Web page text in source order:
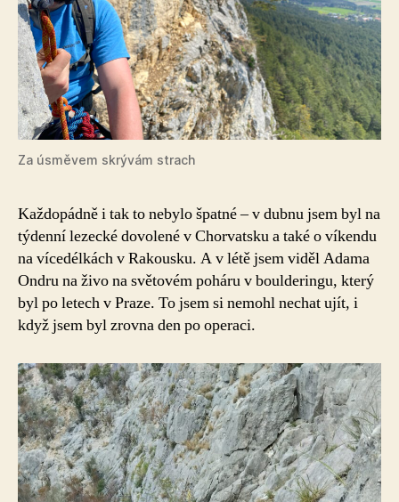
Za úsměvem skrývám strach
Každopádně i tak to nebylo špatné – v dubnu jsem byl na
týdenní lezecké dovolené v Chorvatsku a také o víkendu
na vícedélkách v Rakousku. A v létě jsem viděl Adama
Ondru na živo na světovém poháru v boulderingu, který
byl po letech v Praze. To jsem si nemohl nechat ujít, i
když jsem byl zrovna den po operaci.